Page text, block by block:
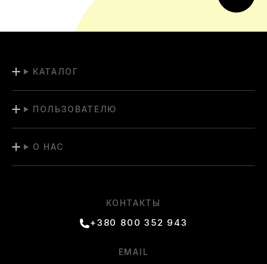
КАТАЛОГ
ПОЛЬЗОВАТЕЛЮ
О НАС
КОНТАКТЫ
+380 800 352 943
EMAIL